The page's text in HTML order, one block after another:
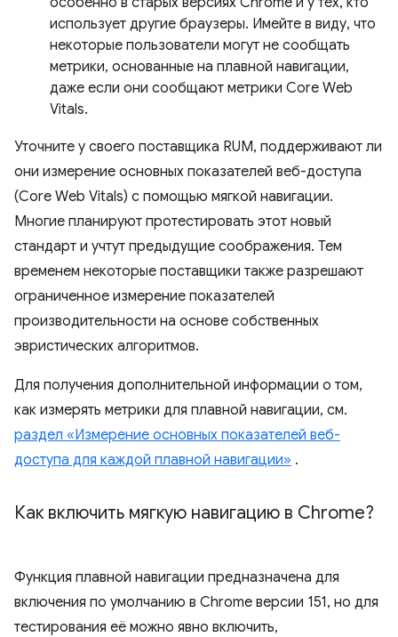
использует другие браузеры. Имейте в виду, что
некоторые пользователи могут не сообщать
метрики, основанные на плавной навигации,
даже если они сообщают метрики Core Web
Vitals.
Уточните у своего поставщика RUM, поддерживают ли
они измерение основных показателей веб-доступа
(Core Web Vitals) с помощью мягкой навигации.
Многие планируют протестировать этот новый
стандарт и учтут предыдущие соображения. Тем
временем некоторые поставщики также разрешают
ограниченное измерение показателей
производительности на основе собственных
эвристических алгоритмов.
Для получения дополнительной информации о том,
как измерять метрики для плавной навигации, см.
раздел «Измерение основных показателей веб-
доступа для каждой плавной навигации» .
Как включить мягкую навигацию в Chrome?
Функция плавной навигации предназначена для
включения по умолчанию в Chrome версии 151, но для
тестирования её можно явно включить,